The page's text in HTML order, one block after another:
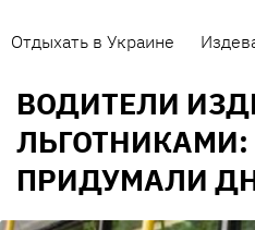
Отдыхать в Украине
ВОДИТЕЛИ
ЛЬГОТНИКАМИ:
ПРИДУМАЛИ